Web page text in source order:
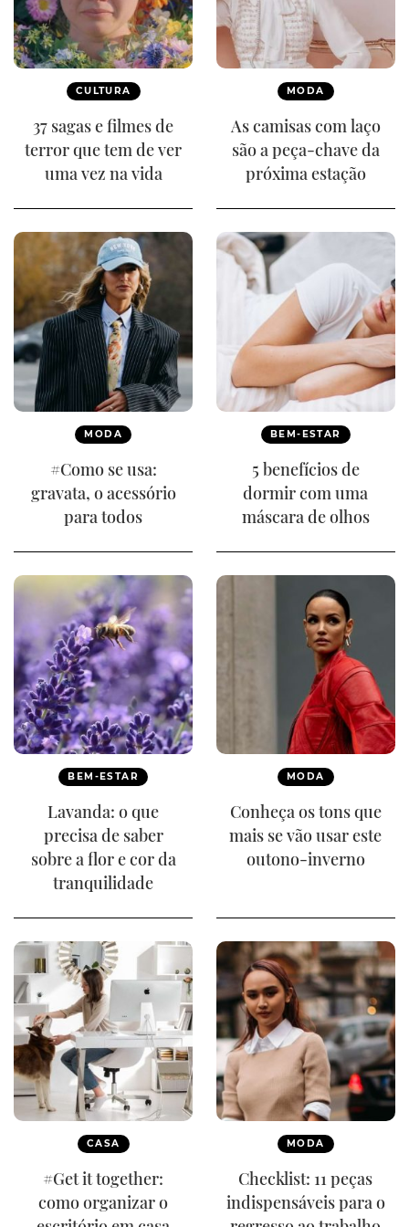
CULTURA
37 sagas e filmes de
terror que tem de ver
uma vez na vida
MODA
As camisas com laço
são a peça-chave da
próxima estação
MODA
#Como se usa:
gravata, o acessório
para todos
BEM-ESTAR
5 benefícios de
dormir com uma
máscara de olhos
BEM-ESTAR
Lavanda: o que
precisa de saber
sobre a flor e cor da
tranquilidade
MODA
Conheça os tons que
mais se vão usar este
outono-inverno
CASA
#Get it together:
como organizar o
MODA
Checklist: 11 peças
indispensáveis para o